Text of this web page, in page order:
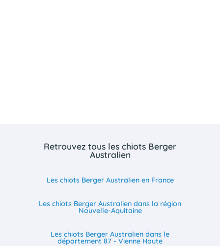
Retrouvez tous les chiots Berger
Australien
Les chiots Berger Australien en France
Les chiots Berger Australien dans la région
Nouvelle-Aquitaine
Les chiots Berger Australien dans le
département 87 - Vienne Haute